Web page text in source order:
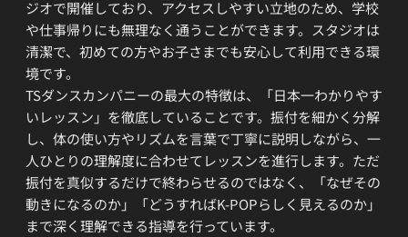
ジオで開催しており、アクセスしやすい立地のため、学校
や仕事帰りにも無理なく通うことができます。スタジオは
清潔で、初めての方やお子さまでも安心して利用できる環
境です。
TSダンスカンパニーの最大の特徴は、「日本一わかりやす
いレッスン」を徹底していることです。振付を細かく分解
し、体の使い方やリズムを言葉で丁寧に説明しながら、一
人ひとりの理解度に合わせてレッスンを進行します。ただ
振付を真似するだけで終わらせるのではなく、「なぜその
動きになるのか」「どうすればK-POPらしく見えるのか」
まで深く理解できる指導を行っています。